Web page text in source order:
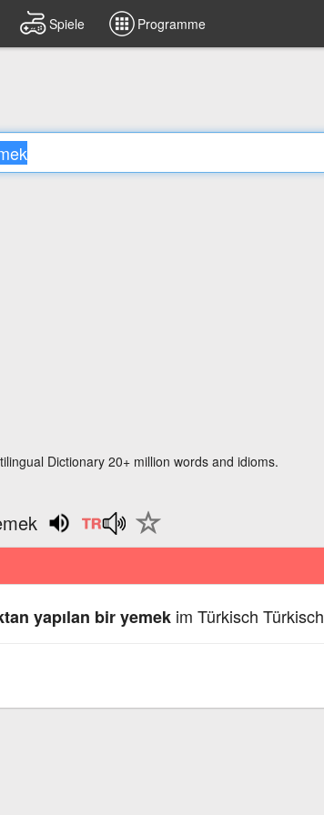
Spiele Programme
Dictionary 20+ million words and idioms.
yapılan bir yemekim Türkisch Türkisch